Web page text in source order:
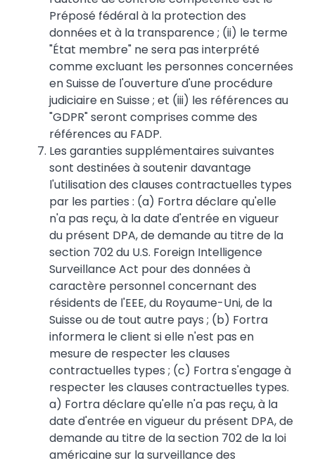
Préposé fédéral à la protection des
données et à la transparence ; (ii) le terme
"État membre" ne sera pas interprété
comme excluant les personnes concernées
en Suisse de l'ouverture d'une procédure
judiciaire en Suisse ; et (iii) les références au
"GDPR" seront comprises comme des
références au FADP.
Les garanties supplémentaires suivantes
sont destinées à soutenir davantage
l'utilisation des clauses contractuelles types
par les parties : (a) Fortra déclare qu'elle
n'a pas reçu, à la date d'entrée en vigueur
du présent DPA, de demande au titre de la
section 702 du U.S. Foreign Intelligence
Surveillance Act pour des données à
caractère personnel concernant des
résidents de l'EEE, du Royaume-Uni, de la
Suisse ou de tout autre pays ; (b) Fortra
informera le client si elle n'est pas en
mesure de respecter les clauses
contractuelles types ; (c) Fortra s'engage à
respecter les clauses contractuelles types.
a) Fortra déclare qu'elle n'a pas reçu, à la
date d'entrée en vigueur du présent DPA, de
demande au titre de la section 702 de la loi
américaine sur la surveillance des